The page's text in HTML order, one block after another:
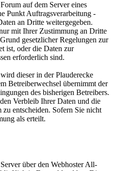
auf dem Server eines
Punkt Auftragsverarbeitung -
an Dritte weitergegeben.
mit Ihrer Zustimmung an Dritte
gesetzlicher Regelungen zur
ist, oder die Daten zur
erforderlich sind.
dieser in der Plauderecke
Betreiberwechsel übernimmt der
des bisherigen Betreibers.
Verbleib Ihrer Daten und die
entscheiden. Sofern Sie nicht
als erteilt.
über den Webhoster All-